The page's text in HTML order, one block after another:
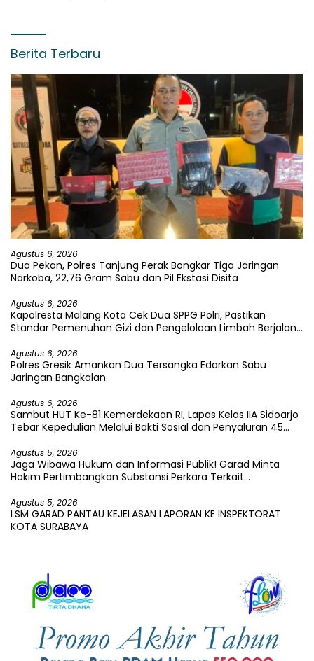
Berita Terbaru
Agustus 6, 2026
Dua Pekan, Polres Tanjung Perak Bongkar Tiga Jaringan
Narkoba, 22,76 Gram Sabu dan Pil Ekstasi Disita
Agustus 6, 2026
Kapolresta Malang Kota Cek Dua SPPG Polri, Pastikan
Standar Pemenuhan Gizi dan Pengelolaan Limbah Berjalan
Agustus 6, 2026
Polres Gresik Amankan Dua Tersangka Edarkan Sabu
Jaringan Bangkalan
Agustus 6, 2026
Sambut HUT Ke-81 Kemerdekaan RI, Lapas Kelas IIA Sidoarjo
Tebar Kepedulian Melalui Bakti Sosial dan Penyaluran 45
Agustus 5, 2026
Jaga Wibawa Hukum dan Informasi Publik! Garad Minta
Hakim Pertimbangkan Substansi Perkara Terkait
Agustus 5, 2026
LSM GARAD PANTAU KEJELASAN LAPORAN KE INSPEKTORAT
KOTA SURABAYA